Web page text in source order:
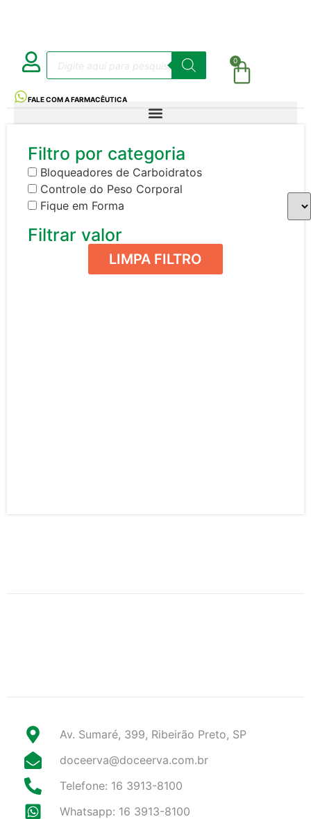
0
FALE COM A FARMACÊUTICA
Filtro por categoria
Bloqueadores de Carboidratos
Controle do Peso Corporal
Fique em Forma
Filtrar valor
LIMPA FILTRO
Av. Sumaré, 399, Ribeirão Preto, SP
doceerva@doceerva.com.br
Telefone: 16 3913-8100
Whatsapp: 16 3913-8100